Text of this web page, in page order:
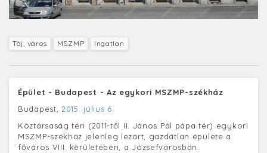
Táj, város MSZMP Ingatlan
Épület - Budapest - Az egykori MSZMP-székház
Budapest, 2015. július 6.
Köztársaság téri (2011-től II. János Pál pápa tér) egykori
MSZMP-székház jelenleg lezárt, gazdátlan épülete a
főváros VIII. kerületében, a Józsefvárosban.